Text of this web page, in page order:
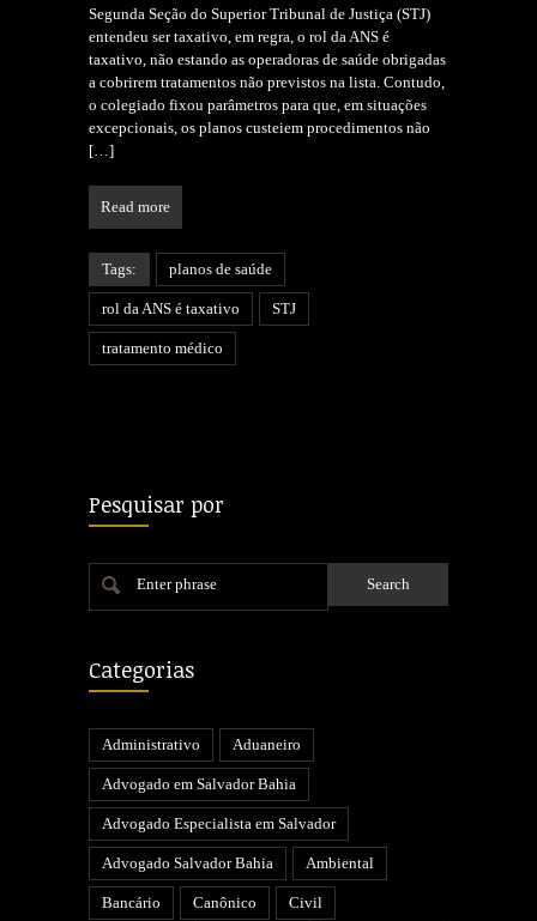
Segunda Seção do Superior Tribunal de Justiça (STJ)
entendeu ser taxativo, em regra, o rol da ANS é
taxativo, não estando as operadoras de saúde obrigadas
a cobrirem tratamentos não previstos na lista. Contudo,
o colegiado fixou parâmetros para que, em situações
excepcionais, os planos custeiem procedimentos não
[…]
Read more
Tags: planos de saúde
rol da ANS é taxativo STJ
tratamento médico
Pesquisar por
Enter phrase
Categorias
Administrativo Aduaneiro
Advogado em Salvador Bahia
Advogado Especialista em Salvador
Advogado Salvador Bahia Ambiental
Bancário Canônico Civil